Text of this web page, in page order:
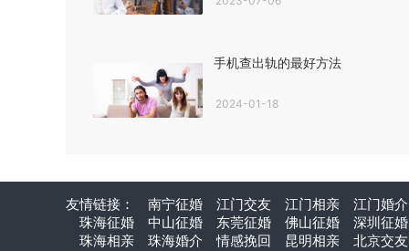
手机查出轨的最好方法
2024-01-18
友情链接： 南宁征婚 江门交友 江门相亲 江门婚介
珠海征婚
中山征婚 东莞征婚 佛山征婚 深圳征婚
珠海相亲
珠海婚介 情感挽回 昆明相亲 北京交友